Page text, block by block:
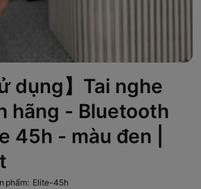
dụng】Tai nghe
hãng - Bluetooth
45h - màu đen |
phẩm: Elite-45h